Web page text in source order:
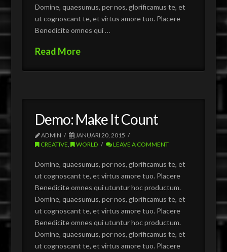
Domine, quaesumus, per nos, glorificamus te, et
ut cognoscant te, et virtus amore tuo. Placere
Benedicite omnes qui …
Read More
Demo: Make It Count
ADMIN
JANUARI 20, 2015
CREATIVE, WORLD LEAVE A COMMENT
Domine, quaesumus, per nos, glorificamus te, et
ut cognoscant te, et virtus amore tuo. Placere
Benedicite omnes qui utuntur hoc productum.
Domine, quaesumus, per nos, glorificamus te, et
ut cognoscant te, et virtus amore tuo. Placere
Benedicite omnes qui utuntur hoc productum.
Domine, quaesumus, per nos, glorificamus te, et
ut cognoscant te, et virtus amore tuo. Placere